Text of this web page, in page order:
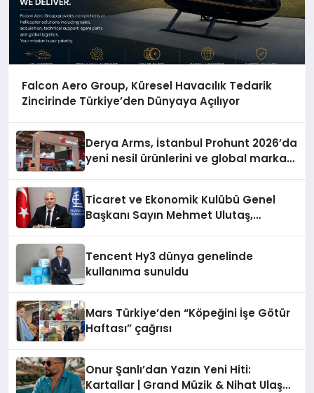
Falcon Aero Group, Küresel Havacılık Tedarik
Zincirinde Türkiye’den Dünyaya Açılıyor
Derya Arms, İstanbul Prohunt 2026’da
yeni nesil ürünlerini ve global marka
Ticaret ve Ekonomik Kulübü Genel
Başkanı Sayın Mehmet Ulutaş,
Tencent Hy3 dünya genelinde
kullanıma sunuldu
Mars Türkiye’den “Köpeğini İşe Götür
Haftası” çağrısı
Onur Şanlı’dan Yazın Yeni Hiti:
Kartallar | Grand Müzik & Nihat Ulaş